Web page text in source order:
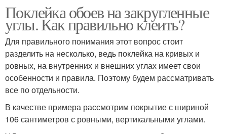
Поклейка обоев на закругленные
углы. Как правильно клеить?
Для правильного понимания этот вопрос стоит
разделить на несколько, ведь поклейка на кривых и
ровных, на внутренних и внешних углах имеет свои
особенности и правила. Поэтому будем рассматривать
все по отдельности.
В качестве примера рассмотрим покрытие с шириной
106 сантиметров с ровными, вертикальными углами.